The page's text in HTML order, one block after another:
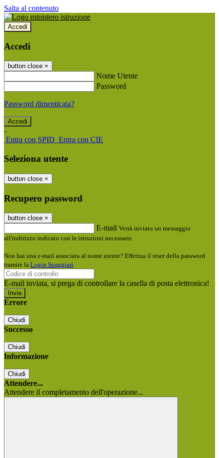
Salta al contenuto
Accedi
Accedi
button close ×
Nome Utente
Password
Password dimenticata?
-
Entra con SPID Entra con CIE
Seleziona utente
button close ×
Recupero password
button close ×
E-mail Verrà inviato un messaggio
all'indirizzo indicato con le istruzioni necessarie.
Non hai una e-mail associata al nome utente? Effettua il reset della password
tramite la Login Spaggiari
E-mail inviata, si prega di controllare la casella di posta elettronica!
Errore
Chiudi
Successo
Chiudi
Informazione
Chiudi
Attendere...
Attendere il completamento dell'operazione...